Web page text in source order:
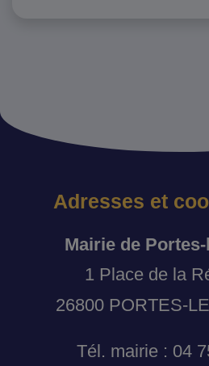
Adresses et
Mairie de
1 Place de la
26800 PORTES-
Tél. mairie : 04